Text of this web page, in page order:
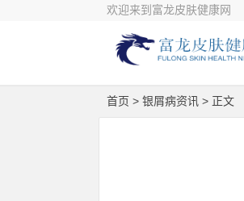
欢迎来到富龙皮肤健康网
首页 > 银屑病资讯 > 正文